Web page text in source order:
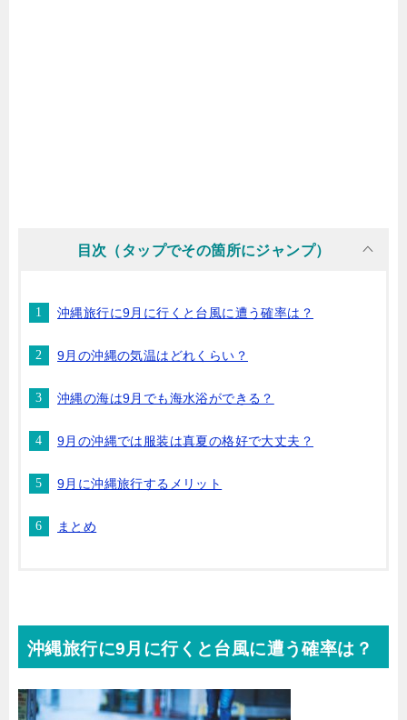
目次（タップでその箇所にジャンプ）
沖縄旅行に9月に行くと台風に遭う確率は？
9月の沖縄の気温はどれくらい？
沖縄の海は9月でも海水浴ができる？
9月の沖縄では服装は真夏の格好で大丈夫？
9月に沖縄旅行するメリット
まとめ
沖縄旅行に9月に行くと台風に遭う確率は？